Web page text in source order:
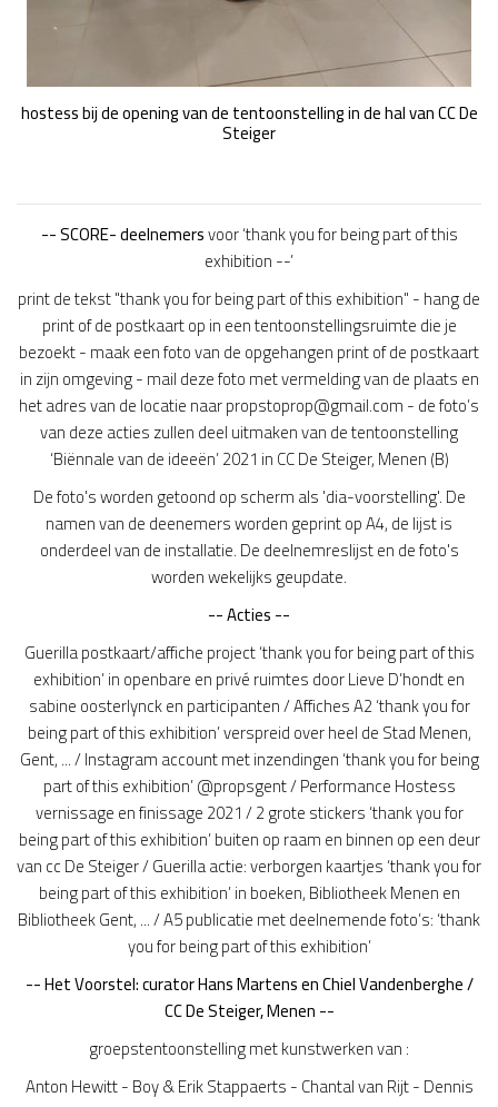
hostess bij de opening van de tentoonstelling in de hal van CC De
Steiger
-- SCORE- deelnemersvoor ‘thank you for being part of this
exhibition --’
print de tekst "thank you for being part of this exhibition" - hang de
print of de postkaart op in een tentoonstellingsruimte die je
bezoekt - maak een foto van de opgehangen print of de postkaart
in zijn omgeving - mail deze foto met vermelding van de plaats en
het adres van de locatie naar propstoprop@gmail.com - de foto’s
van deze acties zullen deel uitmaken van de tentoonstelling
‘Biënnale van de ideeën’ 2021 in CC De Steiger, Menen (B)
De foto's worden getoond op scherm als 'dia-voorstelling'. De
namen van de deenemers worden geprint op A4, de lijst is
onderdeel van de installatie. De deelnemreslijst en de foto's
worden wekelijks geupdate.
-- Acties --
Guerilla postkaart/affiche project ‘thank you for being part of this
exhibition’ in openbare en privé ruimtes door Lieve D’hondt en
sabine oosterlynck en participanten / Affiches A2 ‘thank you for
being part of this exhibition’ verspreid over heel de Stad Menen,
Gent, ... / Instagram account met inzendingen ‘thank you for being
part of this exhibition’ @propsgent / Performance Hostess
vernissage en finissage 2021 / 2 grote stickers ‘thank you for
being part of this exhibition’ buiten op raam en binnen op een deur
van cc De Steiger / Guerilla actie: verborgen kaartjes ‘thank you for
being part of this exhibition’ in boeken, Bibliotheek Menen en
Bibliotheek Gent, ... / A5 publicatie met deelnemende foto’s: ‘thank
you for being part of this exhibition’
-- Het Voorstel: curator Hans Martens en Chiel Vandenberghe /
CC De Steiger, Menen --
groepstentoonstelling met kunstwerken van :
Anton Hewitt - Boy & Erik Stappaerts - Chantal van Rijt - Dennis